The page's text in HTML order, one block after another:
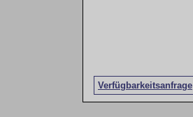
Verfügbarkeitsanfrage